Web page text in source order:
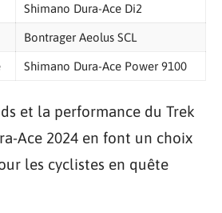
Shimano Dura-Ace Di2
Bontrager Aeolus SCL
Shimano Dura-Ace Power 9100
et la performance du Trek
Ace 2024 en font un choix
les cyclistes en quête